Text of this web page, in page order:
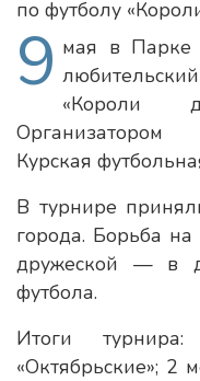
9 мая в Парке
«Короли
Организатором
Курская
В турнире
города. Борьба
дружеской — в
футбола.
Итоги
«Октябрьские»; 2